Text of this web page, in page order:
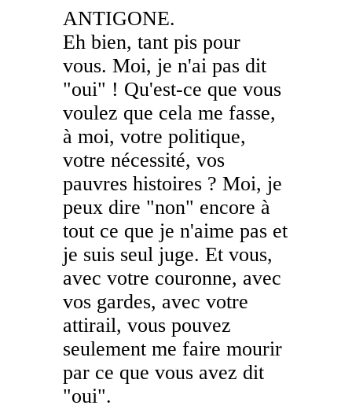
ANTIGONE.
Eh bien, tant pis pour
vous. Moi, je n'ai pas dit
"oui" ! Qu'est-ce que vous
voulez que cela me fasse,
à moi, votre politique,
votre nécessité, vos
pauvres histoires ? Moi, je
peux dire "non" encore à
tout ce que je n'aime pas et
je suis seul juge. Et vous,
avec votre couronne, avec
vos gardes, avec votre
attirail, vous pouvez
seulement me faire mourir
par ce que vous avez dit
"oui".